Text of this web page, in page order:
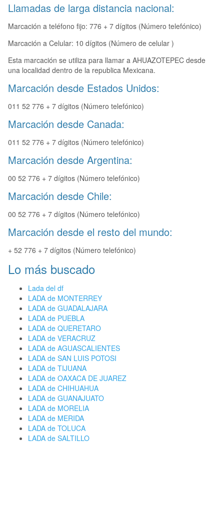
Llamadas de larga distancia nacional:
Marcación a teléfono fijo: 776 + 7 dígitos (Número telefónico)
Marcación a Celular: 10 dígitos (Número de celular )
Esta marcación se utiliza para llamar a AHUAZOTEPEC desde
una localidad dentro de la republica Mexicana.
Marcación desde Estados Unidos:
011 52 776 + 7 dígitos (Número telefónico)
Marcación desde Canada:
011 52 776 + 7 dígitos (Número telefónico)
Marcación desde Argentina:
00 52 776 + 7 dígitos (Número telefónico)
Marcación desde Chile:
00 52 776 + 7 dígitos (Número telefónico)
Marcación desde el resto del mundo:
+ 52 776 + 7 dígitos (Número telefónico)
Lo más buscado
Lada del df
LADA de MONTERREY
LADA de GUADALAJARA
LADA de PUEBLA
LADA de QUERETARO
LADA de VERACRUZ
LADA de AGUASCALIENTES
LADA de SAN LUIS POTOSI
LADA de TIJUANA
LADA de OAXACA DE JUAREZ
LADA de CHIHUAHUA
LADA de GUANAJUATO
LADA de MORELIA
LADA de MERIDA
LADA de TOLUCA
LADA de SALTILLO